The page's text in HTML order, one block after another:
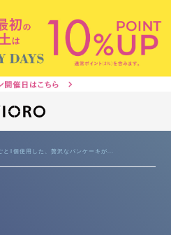
と1個使用した、贅沢なパンケーキが...